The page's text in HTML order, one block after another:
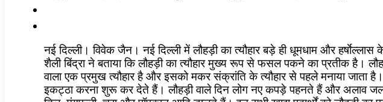
नई दिल्ली। विवेक जैन। नई दिल्ली में लौहड़ी का त्यौहार बड़े ही धूमधाम और
शैली बिंद्रा ने बताया कि लौहड़ी का त्यौहार मुख्य रूप से फसल पकने का प्रतीक है।
वाला एक प्रमुख त्यौहार है और इसको मकर संक्रांति के त्यौहार से पहले मनाया
इकट्ठा करना शुरू कर देते हैं। लौहड़ी वाले दिन लोग नए कपड़े पहनते हैं और अलाव